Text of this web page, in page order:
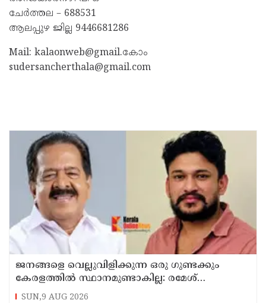
ചേർത്തല – 688531
ആലപ്പുഴ ജില്ല 9446681286
Mail: kalaonweb@gmail.കോം
sudersancherthala@gmail.com
ജനങ്ങളെ വെല്ലുവിളിക്കുന്ന ഒരു ഗുണ്ടക്കും
കേരളത്തില്‍ സ്ഥാനമുണ്ടാകില്ല: രമേശ്
ചെന്നിത്തല
SUN,9 AUG 2026